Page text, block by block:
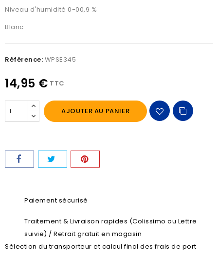
Niveau d'humidité 0-00,9 %
Blanc
Référence: WPSE345
14,95 € TTC
AJOUTER AU PANIER
Paiement sécurisé
Traitement & Livraison rapides (Colissimo ou Lettre
suivie) / Retrait gratuit en magasin
Sélection du transporteur et calcul final des frais de port